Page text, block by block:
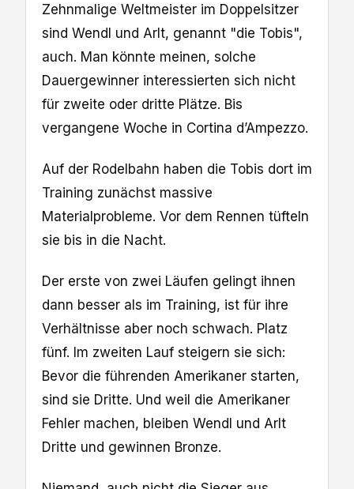
Zehnmalige Weltmeister im Doppelsitzer
sind Wendl und Arlt, genannt "die Tobis",
auch. Man könnte meinen, solche
Dauergewinner interessierten sich nicht
für zweite oder dritte Plätze. Bis
vergangene Woche in Cortina d’Ampezzo.
Auf der Rodelbahn haben die Tobis dort im
Training zunächst massive
Materialprobleme. Vor dem Rennen tüfteln
sie bis in die Nacht.
Der erste von zwei Läufen gelingt ihnen
dann besser als im Training, ist für ihre
Verhältnisse aber noch schwach. Platz
fünf. Im zweiten Lauf steigern sie sich:
Bevor die führenden Amerikaner starten,
sind sie Dritte. Und weil die Amerikaner
Fehler machen, bleiben Wendl und Arlt
Dritte und gewinnen Bronze.